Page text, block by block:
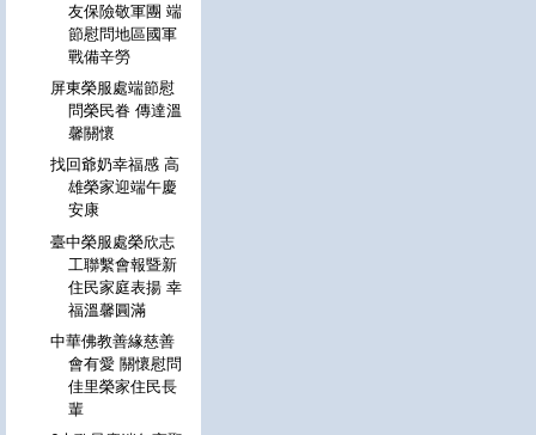
友保險敬軍團 端
節慰問地區國軍
戰備辛勞
屏東榮服處端節慰
問榮民眷 傳達溫
馨關懷
找回爺奶幸福感 高
雄榮家迎端午慶
安康
臺中榮服處榮欣志
工聯繫會報暨新
住民家庭表揚 幸
福溫馨圓滿
中華佛教善緣慈善
會有愛 關懷慰問
佳里榮家住民長
輩